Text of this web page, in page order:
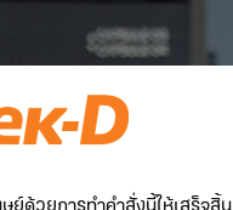
ด้วยการทำคำสั่งนี้ให้เสร็จสิ้น